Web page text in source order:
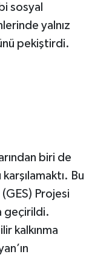
sosyal
yalnız
pekiştirdi.
biri de
Bu
Projesi
geçirildi.
kalkınma